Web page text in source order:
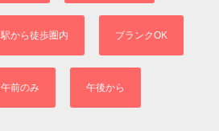
駅から徒歩圏内 ブランクOK
午前のみ 午後から